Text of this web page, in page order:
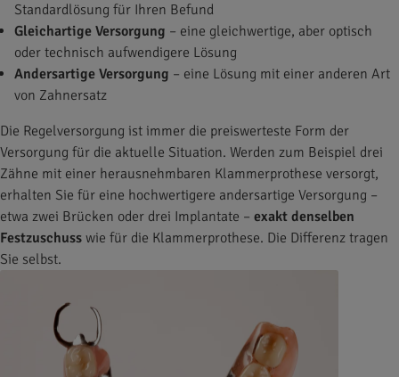
Standardlösung für Ihren Befund
Gleichartige Versorgung – eine gleichwertige, aber optisch
oder technisch aufwendigere Lösung
Andersartige Versorgung – eine Lösung mit einer anderen Art
von Zahnersatz
Die Regelversorgung ist immer die preiswerteste Form der
Versorgung für die aktuelle Situation. Werden zum Beispiel drei
Zähne mit einer herausnehmbaren Klammerprothese versorgt,
erhalten Sie für eine hochwertigere andersartige Versorgung –
etwa zwei Brücken oder drei Implantate – exakt denselben
Festzuschuss wie für die Klammerprothese. Die Differenz tragen
Sie selbst.